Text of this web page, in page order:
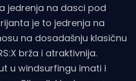
jedrenja na dasci pod
je to jedrenja na
na dosadašnju klasičnu
brža i atraktivnija.
u windsurfingu imati i